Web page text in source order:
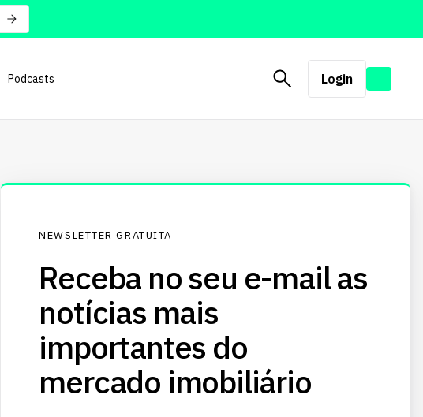
Podcasts Login
NEWSLETTER GRATUITA
Receba no seu e-mail as
notícias mais
importantes do
mercado imobiliário